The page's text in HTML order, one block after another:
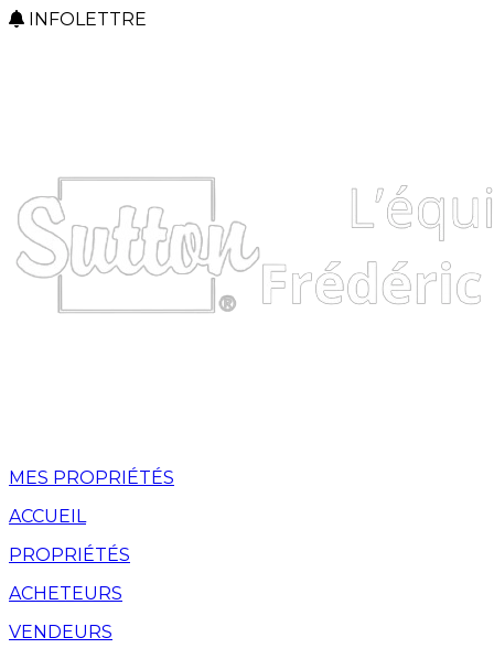
INFOLETTRE
MES PROPRIÉTÉS
ACCUEIL
PROPRIÉTÉS
ACHETEURS
VENDEURS